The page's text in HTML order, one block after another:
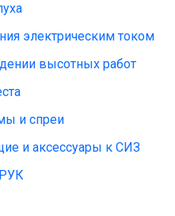
электрическим током
высотных работ
и спреи
и аксессуары к СИЗ